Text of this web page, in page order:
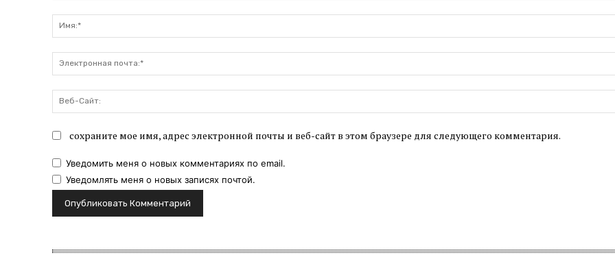
сохраните мое имя, адрес электронной почты и веб-сайт в этом браузере для следующего комментария.
Уведомить меня о новых комментариях по email.
Уведомлять меня о новых записях почтой.